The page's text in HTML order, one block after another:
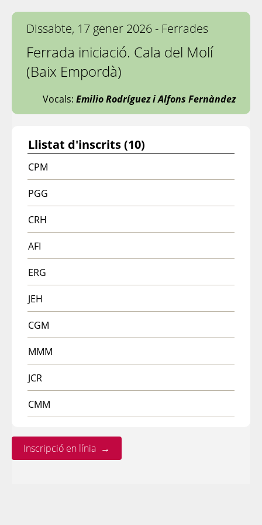
Dissabte, 17 gener 2026 - Ferrades
Ferrada iniciació. Cala del Molí
(Baix Empordà)
Vocals: Emilio Rodríguez i Alfons Fernàndez
Llistat d'inscrits (10)
CPM
PGG
CRH
AFI
ERG
JEH
CGM
MMM
JCR
CMM
Inscripció en línia →